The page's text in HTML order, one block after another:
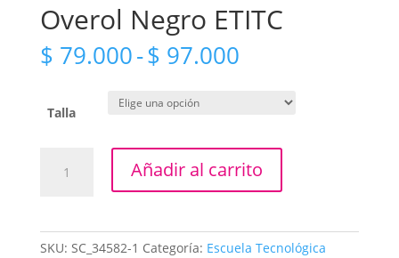
Overol Negro ETITC
$ 79.000-$ 97.000Rango
precios:
desde
hasta
$ 97.000
Talla
Negro
Añadir al carrito
SKU: SC_34582-1 Categoría: Escuela Tecnológica